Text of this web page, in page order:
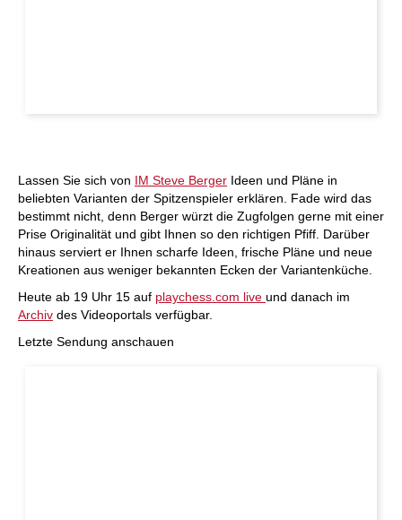
Lassen Sie sich von IM Steve Berger Ideen und Pläne in
beliebten Varianten der Spitzenspieler erklären. Fade wird das
bestimmt nicht, denn Berger würzt die Zugfolgen gerne mit einer
Prise Originalität und gibt Ihnen so den richtigen Pfiff. Darüber
hinaus serviert er Ihnen scharfe Ideen, frische Pläne und neue
Kreationen aus weniger bekannten Ecken der Variantenküche.
Heute ab 19 Uhr 15 auf playchess.com live und danach im
Archiv des Videoportals verfügbar.
Letzte Sendung anschauen